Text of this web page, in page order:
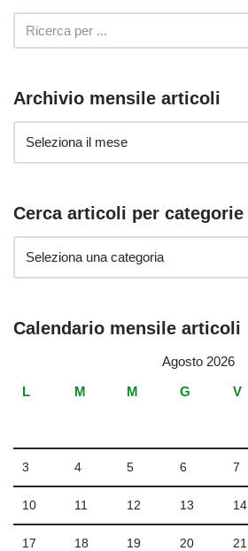
Archivio mensile articoli
Cerca articoli per categorie
Calendario mensile articoli
Agosto 2026
L
M M G V
3 4 5 6 7
10 11 12 13 14
17 18 19 20 21